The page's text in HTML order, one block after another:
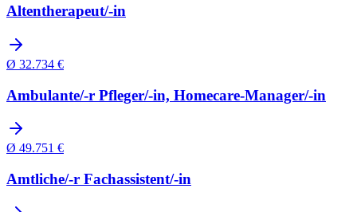
Altentherapeut/-in
Ø 32.734 €
Ambulante/-r Pfleger/-in, Homecare-Manager/-in
Ø 49.751 €
Amtliche/-r Fachassistent/-in